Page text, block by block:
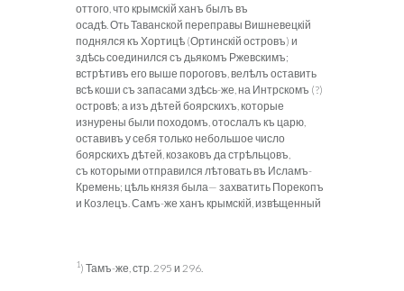
оттого, что крымскій ханъ былъ въ
осадѣ. Оть Таванской переправы Вишневецкій
поднялся къ Хортицѣ (Ортинскій островъ) и
здѣсь соединился съ дьякомъ Ржевскимъ;
встрѣтивъ его выше пороговъ, велѣлъ оставить
всѣ коши съ запасами здѣсь-же, на Интрскомъ (?)
островѣ; а изъ дѣтей боярскихъ, которые
изнурены были походомъ, отослалъ къ царю,
оставивъ у себя только небольшое число
боярскихъ дѣтей, козаковъ да стрѣльцовъ,
съ которыми отправился лѣтовать въ Исламъ-
Кремень; цѣль князя была— захватить Порекопъ
и Козлецъ. Самъ-же ханъ крымскій, извѣщенный
1) Тамъ-же, стр. 295 и 296.